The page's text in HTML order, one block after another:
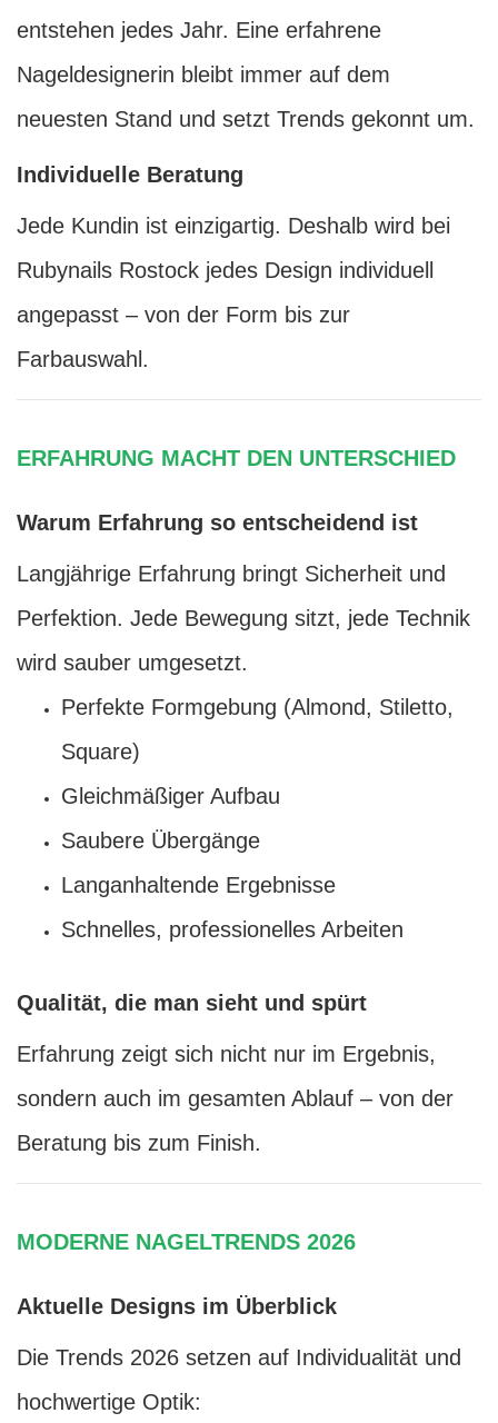
entstehen jedes Jahr. Eine erfahrene
Nageldesignerin bleibt immer auf dem
neuesten Stand und setzt Trends gekonnt um.
Individuelle Beratung
Jede Kundin ist einzigartig. Deshalb wird bei
Rubynails Rostock jedes Design individuell
angepasst – von der Form bis zur
Farbauswahl.
ERFAHRUNG MACHT DEN UNTERSCHIED
Warum Erfahrung so entscheidend ist
Langjährige Erfahrung bringt Sicherheit und
Perfektion. Jede Bewegung sitzt, jede Technik
wird sauber umgesetzt.
Perfekte Formgebung (Almond, Stiletto,
Square)
Gleichmäßiger Aufbau
Saubere Übergänge
Langanhaltende Ergebnisse
Schnelles, professionelles Arbeiten
Qualität, die man sieht und spürt
Erfahrung zeigt sich nicht nur im Ergebnis,
sondern auch im gesamten Ablauf – von der
Beratung bis zum Finish.
MODERNE NAGELTRENDS 2026
Aktuelle Designs im Überblick
Die Trends 2026 setzen auf Individualität und
hochwertige Optik: